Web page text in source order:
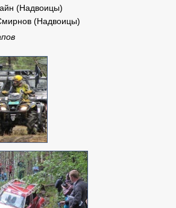
(Надвоицы)
(Надвоицы)